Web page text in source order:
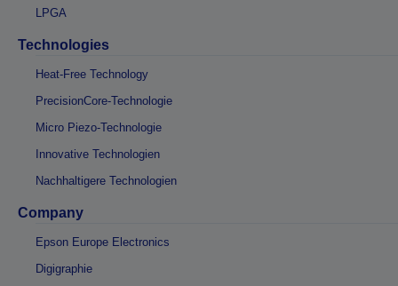
LPGA
Technologies
Heat-Free Technology
PrecisionCore-Technologie
Micro Piezo-Technologie
Innovative Technologien
Nachhaltigere Technologien
Company
Epson Europe Electronics
Digigraphie